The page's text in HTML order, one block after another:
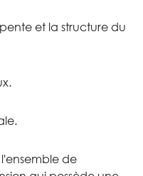
et la structure du
de